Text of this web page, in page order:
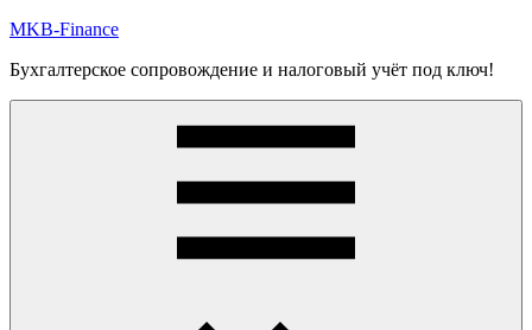
Перейти
содержимому
MKB-Finance
Бухгалтерское сопровождение и налоговый учёт под ключ!